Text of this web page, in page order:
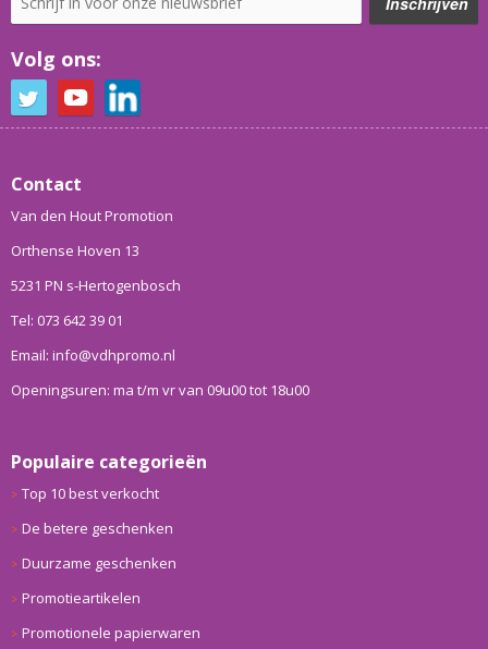
Volg ons:
Contact
Van den Hout Promotion
Orthense Hoven 13
5231 PN s-Hertogenbosch
Tel: 073 642 39 01
Email: info@vdhpromo.nl
Openingsuren: ma t/m vr van 09u00 tot 18u00
Populaire categorieën
Top 10 best verkocht
De betere geschenken
Duurzame geschenken
Promotieartikelen
Promotionele papierwaren